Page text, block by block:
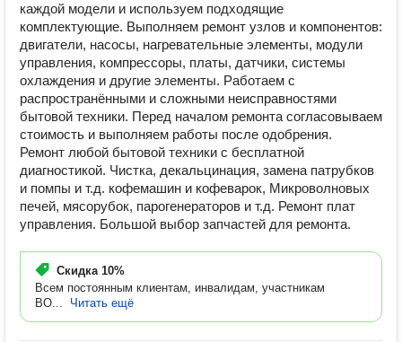
каждой модели и используем подходящие
комплектующие. Выполняем ремонт узлов и компонентов:
двигатели, насосы, нагревательные элементы, модули
управления, компрессоры, платы, датчики, системы
охлаждения и другие элементы. Работаем с
распространёнными и сложными неисправностями
бытовой техники. Перед началом ремонта согласовываем
стоимость и выполняем работы после одобрения.
Ремонт любой бытовой техники с бесплатной
диагностикой. Чистка, декальцинация, замена патрубков
и помпы и т.д. кофемашин и кофеварок, Микроволновых
печей, мясорубок, парогенераторов и т.д. Ремонт плат
управления. Большой выбор запчастей для ремонта.
Скидка 10%
Всем постоянным клиентам, инвалидам, участникам
ВО...
Читать ещё